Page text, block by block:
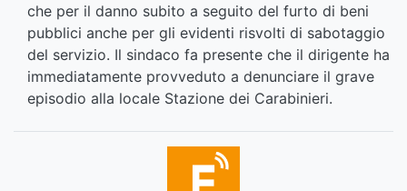
che per il danno subito a seguito del furto di beni
pubblici anche per gli evidenti risvolti di sabotaggio
del servizio. Il sindaco fa presente che il dirigente ha
immediatamente provveduto a denunciare il grave
episodio alla locale Stazione dei Carabinieri.